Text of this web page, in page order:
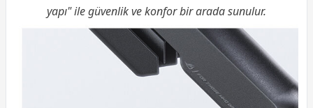
yapı" ile güvenlik ve konfor bir arada sunulur.